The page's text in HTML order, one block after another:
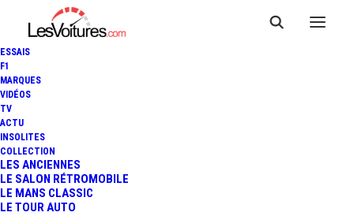
ESSAIS
F1
MARQUES
VIDÉOS
TV
ACTU
INSOLITES
COLLECTION
LES ANCIENNES
LE SALON RÉTROMOBILE
LE MANS CLASSIC
LE TOUR AUTO